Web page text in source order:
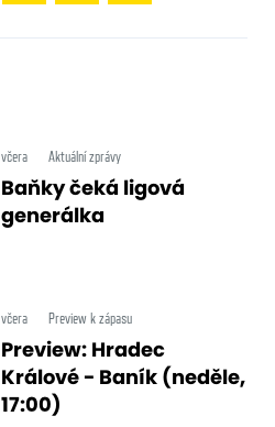
včera Aktuální zprávy
Baňky čeká ligová
generálka
včera Preview k zápasu
Preview: Hradec
Králové - Baník (neděle,
17:00)